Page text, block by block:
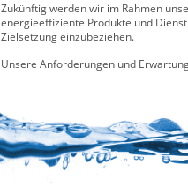
Zukünftig werden wir im Rahmen
energieeffiziente Produkte und
Zielsetzung einzubeziehen.
Unsere Anforderungen und